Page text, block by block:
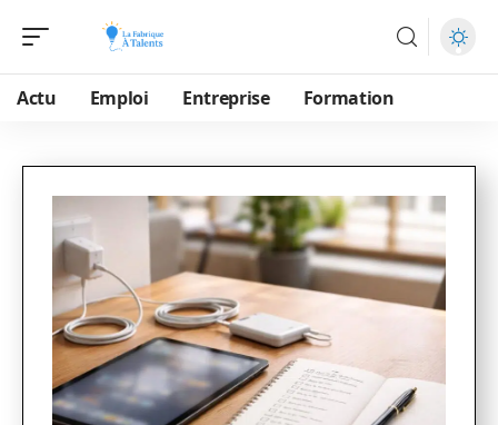
Actu Emploi Entreprise Formation